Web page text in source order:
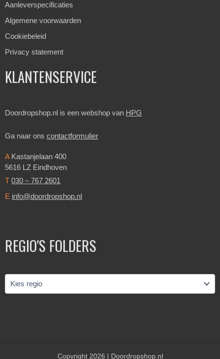
Aanleverspecificaties
Algemene voorwaarden
Cookiebeleid
Privacy statement
KLANTENSERVICE
Doordropshop.nl is een webshop van HPG
Ga naar ons contactformulier
AKastanjelaan 400
5616 LZ Eindhoven
T 030 – 767 2601
E info@doordropshop.nl
REGIO'S FOLDERS
Copyright 2026 | Doordropshop.nl